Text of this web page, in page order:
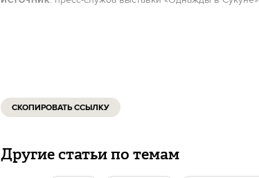
СКОПИРОВАТЬ ССЫЛКУ
Другие статьи по темам